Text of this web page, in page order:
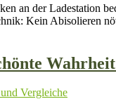
an der Ladestation
Kein Abisolieren
Vergleiche